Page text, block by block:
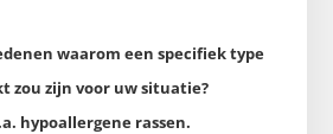
waarom een specifiek type
zou zijn voor uw situatie?
hypoallergene rassen.